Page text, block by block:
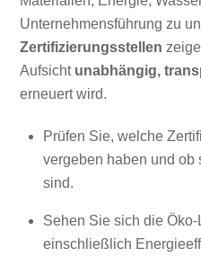
Unternehmensführung zu
Zertifizierungsstellen
Aufsicht unabhängig,
erneuert wird.
Prüfen Sie, welche
vergeben haben und ob
sind.
Sehen Sie sich die
einschließlich